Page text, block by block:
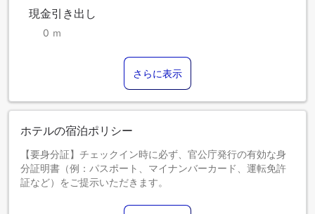
現金引き出し
0 ｍ
さらに表示
ホテルの宿泊ポリシー
【要身分証】チェックイン時に必ず、官公庁発行の有効な身
分証明書（例：パスポート、マイナンバーカード、運転免許
証など）をご提示いただきます。